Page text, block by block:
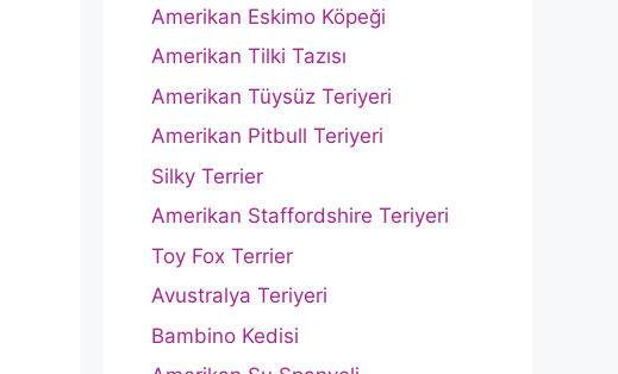
Amerikan Eskimo Köpeği
Amerikan Tilki Tazısı
Amerikan Tüysüz Teriyeri
Amerikan Pitbull Teriyeri
Silky Terrier
Amerikan Staffordshire Teriyeri
Toy Fox Terrier
Avustralya Teriyeri
Bambino Kedisi